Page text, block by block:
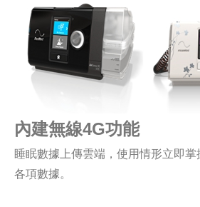
內建無線4G功能
睡眠數據上傳雲端，使用情形立即
各項數據。